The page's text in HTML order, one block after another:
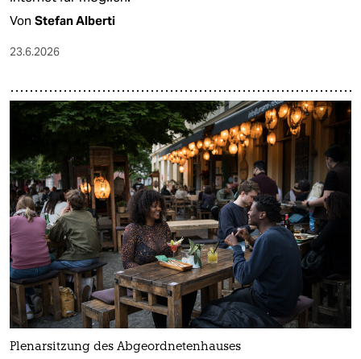
Von Stefan Alberti
23.6.2026
Plenarsitzung des Abgeordnetenhauses